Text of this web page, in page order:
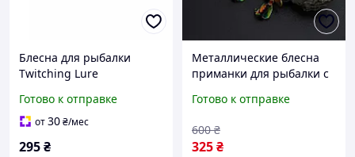
Блесна для рыбалки
Twitching Lure
Готово к отправке
от30₴/мес
295₴
Металлические блесна
приманки для рыбалки с
приманок 5 шт
Готово к отправке
325₴
600 ₴